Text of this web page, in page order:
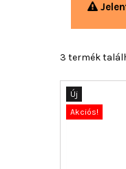
3 termék
Új
Akciós!